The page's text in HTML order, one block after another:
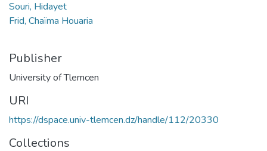
Souri, Hidayet
Frid, Chaïma Houaria
Publisher
University of Tlemcen
URI
https://dspace.univ-tlemcen.dz/handle/112/20330
Collections